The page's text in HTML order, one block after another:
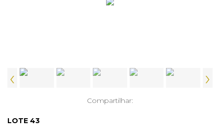
‹ ›
Compartilhar:
LOTE 43